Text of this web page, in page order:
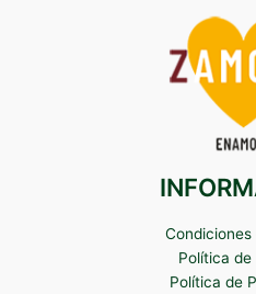
Condiciones
Política de
Política de